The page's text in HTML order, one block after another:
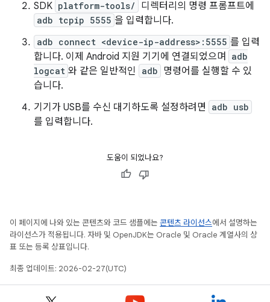
SDK platform-tools/ 디렉터리의 명령 프롬프트에
adb tcpip 5555 을 입력합니다.
adb connect <device-ip-address>:5555 를 입력
합니다. 이제 Android 지원 기기에 연결되었으며
adb
logcat 와 같은 일반적인 adb 명령어를 실행할 수 있
습니다.
기기가 USB를 수신 대기하도록 설정하려면
adb usb
를 입력합니다.
도움이 되었나요?
이 페이지에 나와 있는 콘텐츠와 코드 샘플에는 콘텐츠 라이선스에서 설명하는
라이선스가 적용됩니다. 자바 및 OpenJDK는 Oracle 및 Oracle 계열사의 상
표 또는 등록 상표입니다.
최종 업데이트: 2026-02-27(UTC)